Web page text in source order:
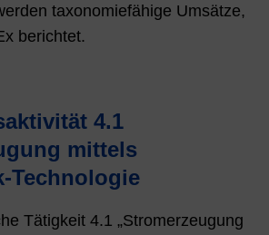
taxonomiefähige Umsätze,
berichtet.
4.1
mittels
Technologie
Tätigkeit 4.1 „Stromerzeugung